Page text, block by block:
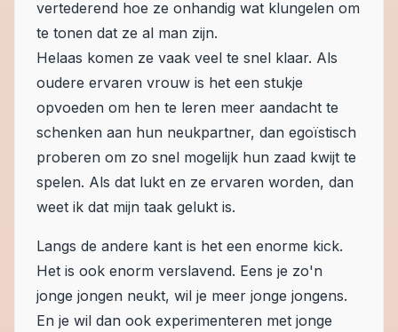
vertederend hoe ze onhandig wat klungelen om
te tonen dat ze al man zijn.
Helaas komen ze vaak veel te snel klaar. Als
oudere ervaren vrouw is het een stukje
opvoeden om hen te leren meer aandacht te
schenken aan hun neukpartner, dan egoïstisch
proberen om zo snel mogelijk hun zaad kwijt te
spelen. Als dat lukt en ze ervaren worden, dan
weet ik dat mijn taak gelukt is.
Langs de andere kant is het een enorme kick.
Het is ook enorm verslavend. Eens je zo'n
jonge jongen neukt, wil je meer jonge jongens.
En je wil dan ook experimenteren met jonge